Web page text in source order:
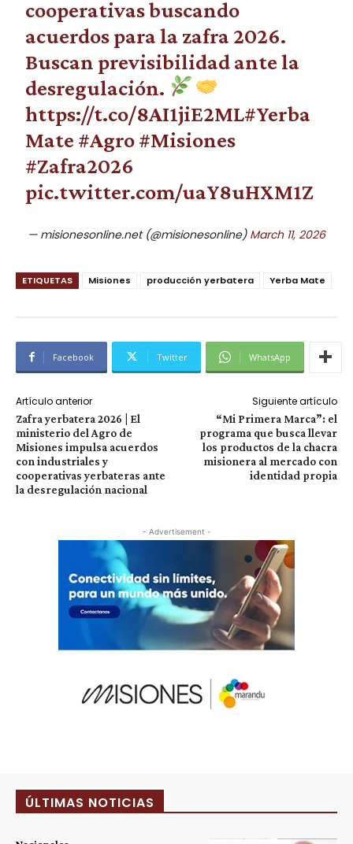
cooperativas buscando
acuerdos para la zafra 2026.
Buscan previsibilidad ante la
desregulación.
https://t.co/8AI1jiE2ML#Yerba
Mate #Agro#Misiones
#Zafra2026
pic.twitter.com/uaY8uHXM1Z
— misionesonline.net (@misionesonline) March 11, 2026
ETIQUETAS Misiones producción yerbatera Yerba Mate
Facebook Twitter WhatsApp
Artículo anterior
Zafra yerbatera 2026 | El
ministerio del Agro de
Misiones impulsa acuerdos
con industriales y
cooperativas yerbateras ante
la desregulación nacional
Siguiente artículo
“Mi Primera Marca”: el
programa que busca llevar
los productos de la chacra
misionera al mercado con
identidad propia
- Advertisement -
ÚLTIMAS NOTICIAS